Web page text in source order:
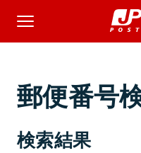
郵便番号
検索結果